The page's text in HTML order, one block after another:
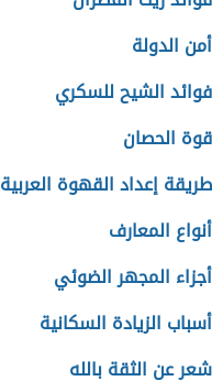
أمن الدولة
فوائد الشيح للسكري
قوة الحصان
طريقة إعداد القهوة العربية
أنواع المعارف
أجزاء المجهر الضوئي
أسباب الزيادة السكانية
شعر عن الثقة بالله